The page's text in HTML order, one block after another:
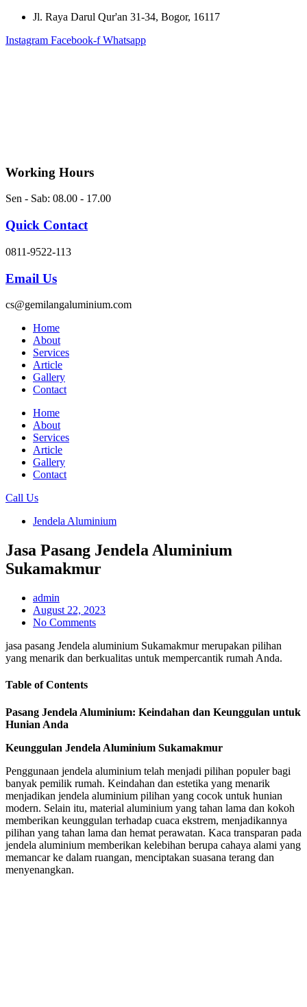
Skip
content
Jl. Raya Darul Qur'an 31-34, Bogor, 16117
Instagram Facebook-f Whatsapp
Working Hours
Sen - Sab: 08.00 - 17.00
Quick Contact
0811-9522-113
Email Us
cs@gemilangaluminium.com
Home
About
Services
Article
Gallery
Contact
Home
About
Services
Article
Gallery
Contact
Call Us
Jendela Aluminium
Jasa Pasang Jendela Aluminium
Sukamakmur
admin
August 22, 2023
No Comments
jasa pasang Jendela aluminium Sukamakmur merupakan pilihan
yang menarik dan berkualitas untuk mempercantik rumah Anda.
Table of Contents
Pasang Jendela Aluminium: Keindahan dan Keunggulan untuk
Hunian Anda
Keunggulan Jendela Aluminium Sukamakmur
Penggunaan jendela aluminium telah menjadi pilihan populer bagi
banyak pemilik rumah. Keindahan dan estetika yang menarik
menjadikan jendela aluminium pilihan yang cocok untuk hunian
modern. Selain itu, material aluminium yang tahan lama dan kokoh
memberikan keunggulan terhadap cuaca ekstrem, menjadikannya
pilihan yang tahan lama dan hemat perawatan. Kaca transparan pada
jendela aluminium memberikan kelebihan berupa cahaya alami yang
memancar ke dalam ruangan, menciptakan suasana terang dan
menyenangkan.